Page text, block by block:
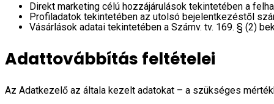
Direkt marketing célú hozzájárulások tekintetében a
Profiladatok tekintetében az utolsó bejelentkezéstől
Vásárlások adatai tekintetében a Számv. tv. 169. § (2)
Adattovábbítás feltételei
Az Adatkezelő az általa kezelt adatokat – a szükséges